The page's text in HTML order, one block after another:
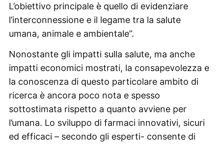
L’obiettivo principale è quello di evidenziare
l’interconnessione e il legame tra la salute
umana, animale e ambientale”.
Nonostante gli impatti sulla salute, ma anche
impatti economici mostrati, la consapevolezza e
la conoscenza di questo particolare ambito di
ricerca è ancora poco nota e spesso
sottostimata rispetto a quanto avviene per
l’umana. Lo sviluppo di farmaci innovativi, sicuri
ed efficaci – secondo gli esperti- consente di